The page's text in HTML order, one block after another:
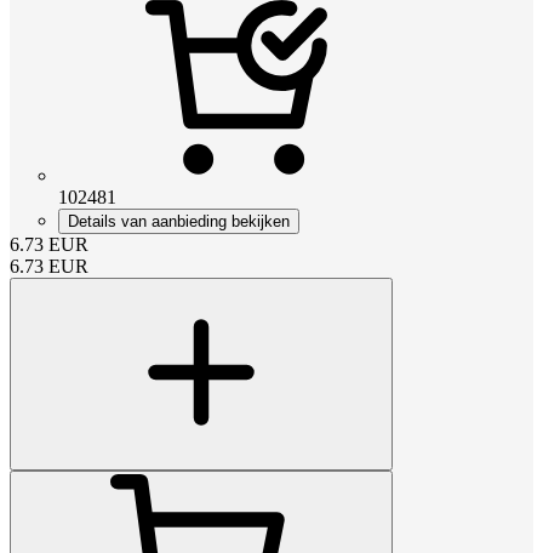
102481
Details van aanbieding bekijken
6.73 EUR
6.73 EUR